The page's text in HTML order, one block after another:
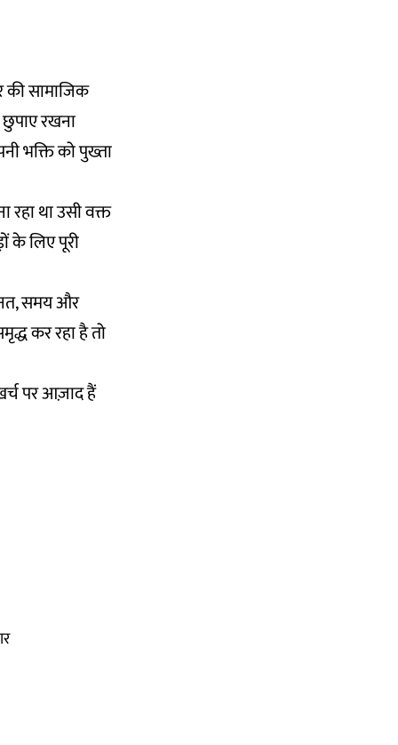
सामाजिक
रखना
भक्ति को पुख्ता
था उसी वक्त
के लिए पूरी
समय और
कर रहा है तो
पर आज़ाद हैं